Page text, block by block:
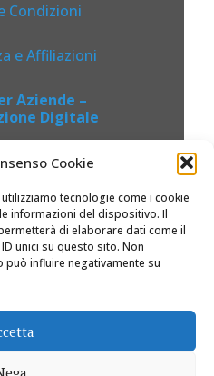
Cookie
tecnologie come i cookie
informazioni del dispositivo. Il
di elaborare dati come il
unici su questo sito. Non
influire negativamente su
Condizioni
e Affiliazioni
Aziende –
Digitale